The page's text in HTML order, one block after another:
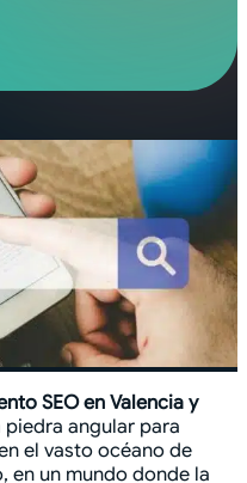
SEO en Valencia y
angular para
el vasto océano de
en un mundo donde la